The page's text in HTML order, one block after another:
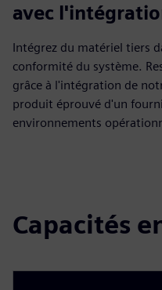
avec
Intégrez du matériel tiers
conformité du système.
grâce à l'intégration de
produit éprouvé d'un
environnements
Capacités